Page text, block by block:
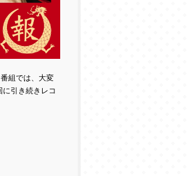
番組では、大変
に引き続きレコ